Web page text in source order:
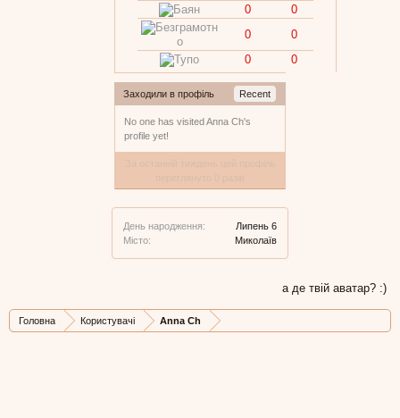
0
0
0
0
0
0
Заходили в профіль Recent
No one has visited Anna Ch's
profile yet!
День народження:
Липень 6
Місто:
Миколаїв
а де твій аватар? :)
Головна Користувачі Anna Ch